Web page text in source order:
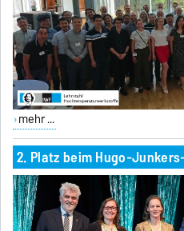
mehr ...
2. Platz beim Hugo-